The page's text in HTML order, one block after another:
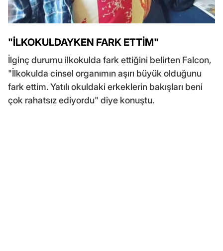
"İLKOKULDAYKEN FARK ETTİM"
İlginç durumu ilkokulda fark ettiğini belirten Falcon,
"İlkokulda cinsel organımın aşırı büyük olduğunu
fark ettim. Yatılı okuldaki erkeklerin bakışları beni
çok rahatsız ediyordu" diye konuştu.